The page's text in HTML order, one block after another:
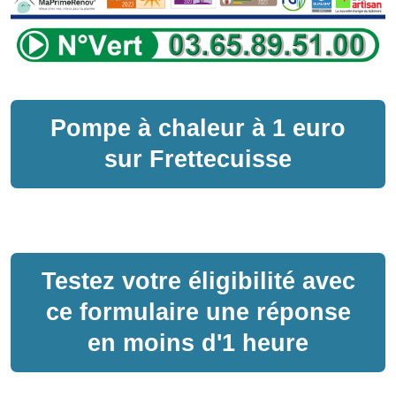
Pompe à chaleur à 1 euro
sur Frettecuisse
Testez votre éligibilité avec
ce formulaire une réponse
en moins d'1 heure